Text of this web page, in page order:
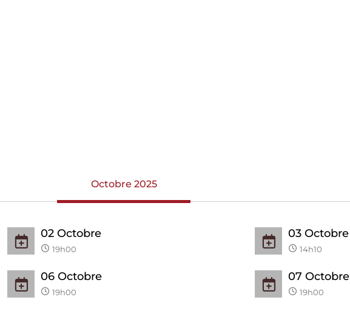
Octobre 2025
02 Octobre
19h00
03 Octobre
14h10
06 Octobre
19h00
07 Octobre
19h00